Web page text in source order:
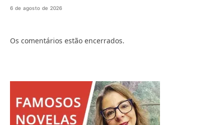
6 de agosto de 2026
Os comentários estão encerrados.